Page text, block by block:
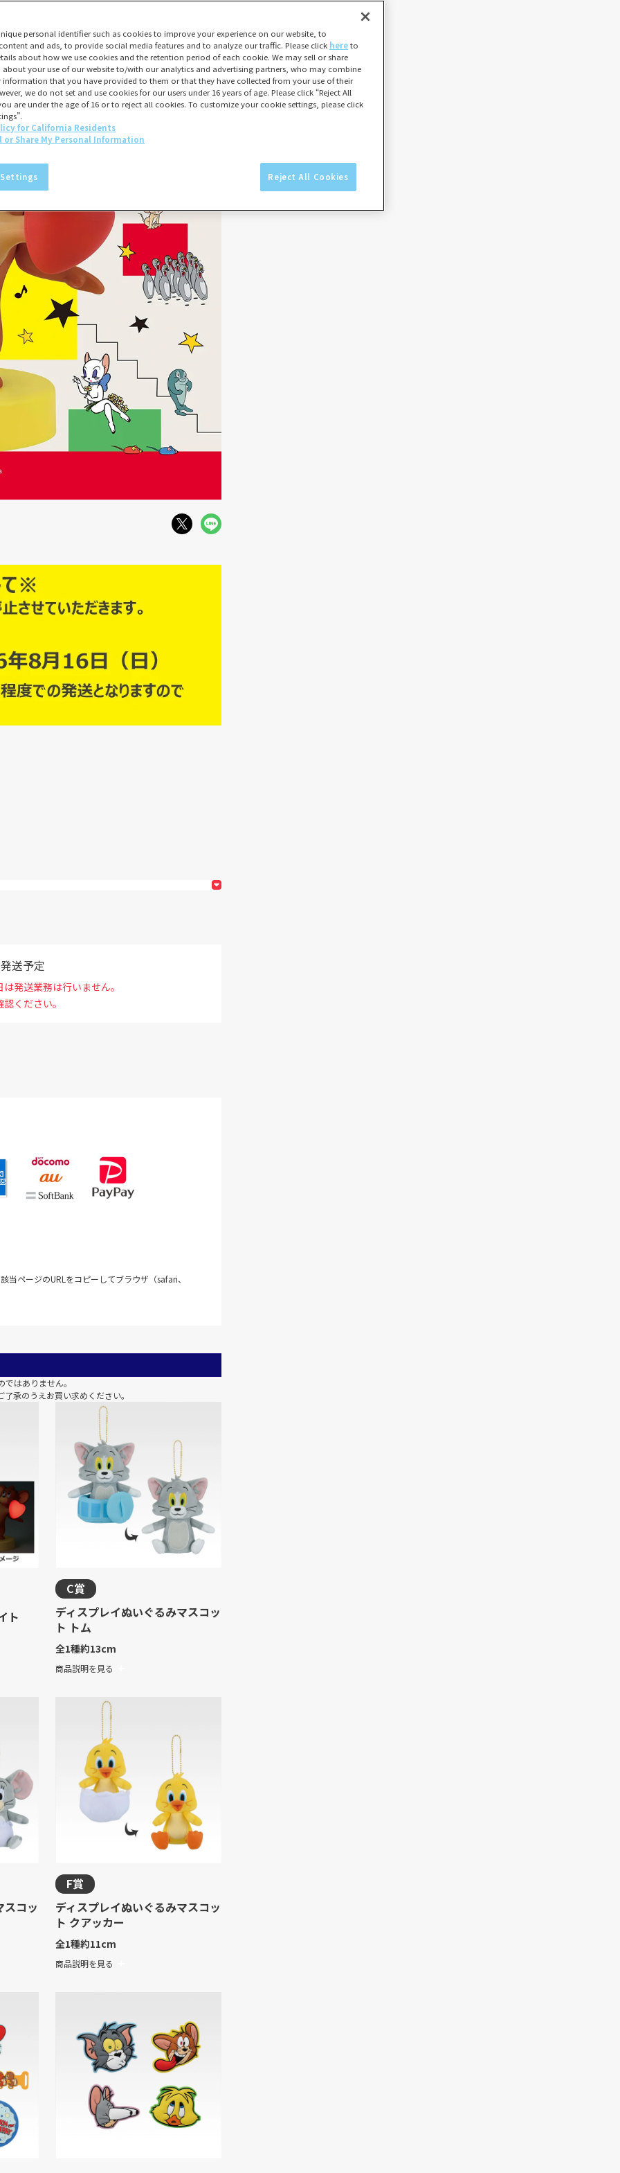
送予定
発送業務は行いません。
ください。
ページのURLをコピーしてブラウザ（safari、
はありません。
承のうえお買い求めください。
ト
C賞
ディスプレイぬいぐるみマスコッ
ト トム
全1種約13cm
商品説明を見る
スコッ
F賞
ディスプレイぬいぐるみマスコッ
ト クアッカー
全1種約11cm
商品説明を見る
personal identifier such as cookies to improve your experience on our website, to
and ads, to provide social media features and to analyze our traffic. Please click hereto
about how we use cookies and the retention period of each cookie. We may sell or share
your use of our website to/with our analytics and advertising partners, who may combine
that you have provided to them or that they have collected from your use of their
we do not set and use cookies for our users under 16 years of age. Please click “Reject All
are under the age of 16 or to reject all cookies. To customize your cookie settings, please click
for California Residents
or Share My Personal Information
Reject All Cookies